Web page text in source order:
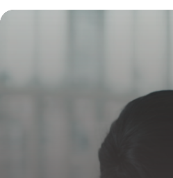
premiers effets d’une